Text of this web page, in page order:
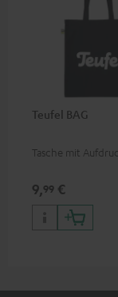
Teufel BAG
Tasche mit
9,99 €